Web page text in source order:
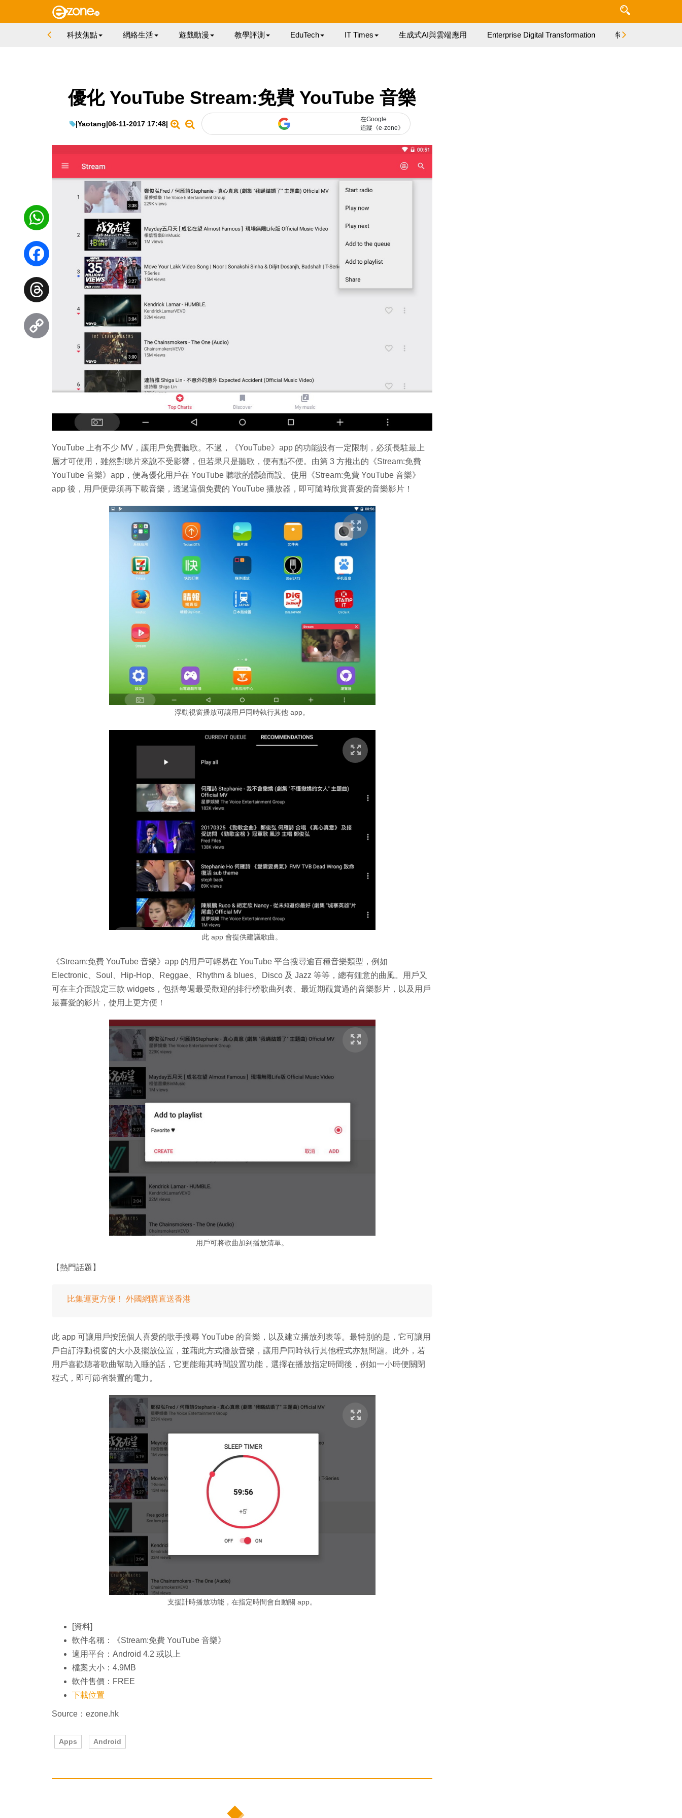
科技焦點 網絡生活 遊戲動漫 教學評測 EduTech IT Times 生成式AI與雲端應用 Enterprise Digital Transformation 特集
優化 YouTube Stream:免費 YouTube 音樂
|Yaotang|06-11-2017 17:48|
在Google
追蹤《e-zone》
YouTube 上有不少 MV，讓用戶免費聽歌。不過，《YouTube》app 的功能設有一定限制，必須長駐最上
層才可使用，雖然對睇片來說不受影響，但若果只是聽歌，便有點不便。由第 3 方推出的《Stream:免費
YouTube 音樂》app，便為優化用戶在 YouTube 聽歌的體驗而設。使用《Stream:免費 YouTube 音樂》
app 後，用戶便毋須再下載音樂，透過這個免費的 YouTube 播放器，即可隨時欣賞喜愛的音樂影片！
浮動視窗播放可讓用戶同時執行其他 app。
此 app 會提供建議歌曲。
《Stream:免費 YouTube 音樂》app 的用戶可輕易在 YouTube 平台搜尋逾百種音樂類型，例如
Electronic、Soul、Hip-Hop、Reggae、Rhythm & blues、Disco 及 Jazz 等等，總有鍾意的曲風。用戶又
可在主介面設定三款 widgets，包括每週最受歡迎的排行榜歌曲列表、最近期觀賞過的音樂影片，以及用戶
最喜愛的影片，使用上更方便！
用戶可將歌曲加到播放清單。
【熱門話題】
比集運更方便！ 外國網購直送香港
此 app 可讓用戶按照個人喜愛的歌手搜尋 YouTube 的音樂，以及建立播放列表等。最特別的是，它可讓用
戶自訂浮動視窗的大小及擺放位置，並藉此方式播放音樂，讓用戶同時執行其他程式亦無問題。此外，若
用戶喜歡聽著歌曲幫助入睡的話，它更能藉其時間設置功能，選擇在播放指定時間後，例如一小時便關閉
程式，即可節省裝置的電力。
支援計時播放功能，在指定時間會自動關 app。
[資料]
軟件名稱：《Stream:免費 YouTube 音樂》
適用平台：Android 4.2 或以上
檔案大小：4.9MB
軟件售價：FREE
下載位置
Source：ezone.hk
Apps Android
WhatsApp
Facebook
Threads